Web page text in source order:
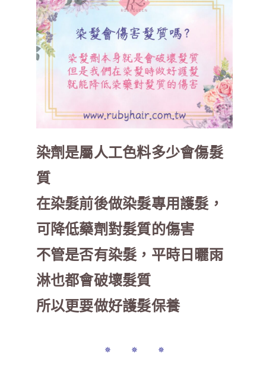
染劑是屬人工色料多少會傷髮
質
在染髮前後做染髮專用護髮，
可降低藥劑對髮質的傷害
不管是否有染髮，平時日曬雨
淋也都會破壞髮質
所以更要做好護髮保養
✵ ✵ ✵